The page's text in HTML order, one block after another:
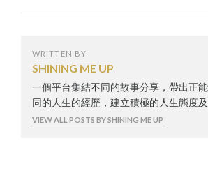
WRITTEN BY
SHINING ME UP
一個平台集結不同的故事分享，帶出正
同的人生的經歷，建立積極的人生態度及
VIEW ALL POSTS BY SHINING ME UP